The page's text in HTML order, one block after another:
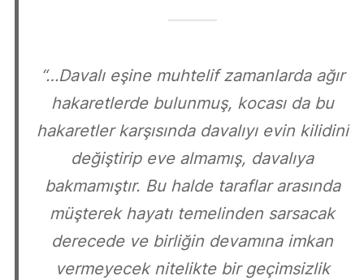
“…Davalı eşine muhtelif zamanlarda ağır
hakaretlerde bulunmuş, kocası da bu
hakaretler karşısında davalıyı evin kilidini
değiştirip eve almamış, davalıya
bakmamıştır. Bu halde taraflar arasında
müşterek hayatı temelinden sarsacak
derecede ve birliğin devamına imkan
vermeyecek nitelikte bir geçimsizlik